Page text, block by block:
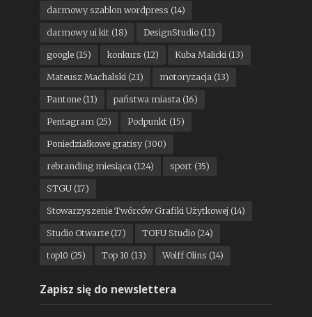
darmowy szablon wordpress (14)
darmowy ui kit(18) DesignStudio(11)
google(15) konkurs (12) Kuba Malicki (13)
Mateusz Machalski (21) motoryzacja (13)
Pantone(11) państwa miasta (16)
Pentagram (25) Podpunkt(15)
Poniedziałkowe gratisy(300)
rebranding miesiąca (124) sport(35)
STGU(17)
Stowarzyszenie Twórców Grafiki Użytkowej (14)
Studio Otwarte(17) TOFU Studio(24)
top10 (25) Top 10 (13) Wolff Olins (14)
Zapisz się do newslettera